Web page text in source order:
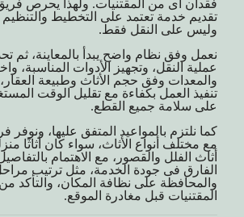
فقدان أى من المقتنيات. ولهذا يحرص
تقديم خدمة تعتمد على التخطيط والتنظيم
وليس على النقل فقط.
نعمل وفق نظام واضح يبدأ بالمعاينة، ثم
عملية النقل، وتجهيز الأدوات المناسبة،
والمعدات وفق حجم الأثاث وطبيعة
تنفيذ العمل بكفاءة مع تقليل الوقت
على سلامة جميع القطع.
كما نلتزم بالمواعيد المتفق عليها، ونوفر
مع مختلف أنواع الأثاث، سواء كان أثاثًا
أثاث الفلل والقصور، مع الاهتمام
الفارق فى جودة الخدمة، مثل ترتيب
والمحافظة على نظافة المكان، والتأكد
المقتنيات قبل مغادرة الموقع.